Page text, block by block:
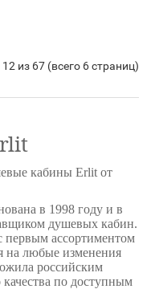
из 67 (всего 6 страниц)
кабины Erlit от
в 1998 году и в
душевых кабин.
первым ассортиментом
на любые изменения
российским
по доступным